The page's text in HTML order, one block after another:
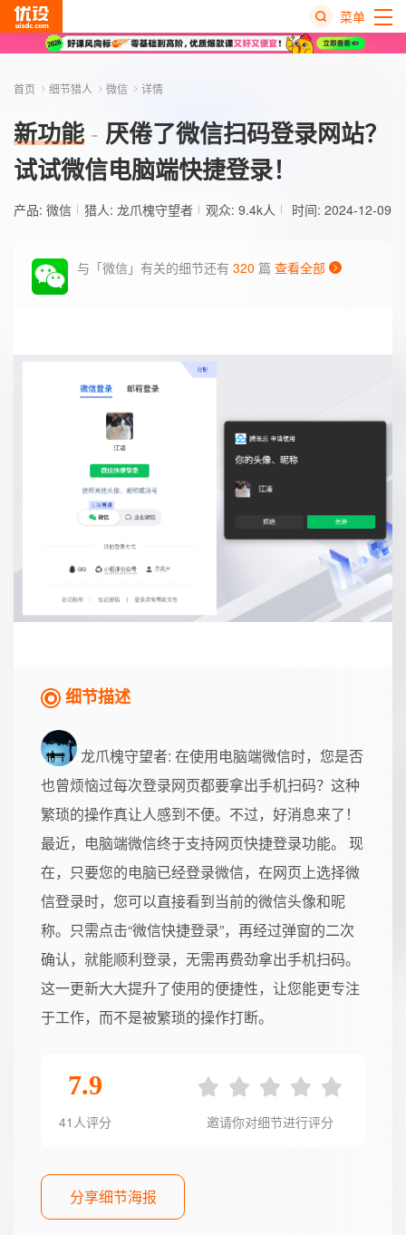
菜单
首页 细节猎人 微信 详情
新功能
厌倦了微信扫码登录网站？
试试微信电脑端快捷登录！
产品: 微信 猎人: 龙爪槐守望者 观众: 9.4k人 时间: 2024-12-09
与「微信」有关的细节还有 320 篇 查看全部
细节描述
龙爪槐守望者: 在使用电脑端微信时，您是否
也曾烦恼过每次登录网页都要拿出手机扫码？这种
繁琐的操作真让人感到不便。不过，好消息来了！
最近，电脑端微信终于支持网页快捷登录功能。 现
在，只要您的电脑已经登录微信，在网页上选择微
信登录时，您可以直接看到当前的微信头像和昵
称。只需点击“微信快捷登录”，再经过弹窗的二次
确认，就能顺利登录，无需再费劲拿出手机扫码。
这一更新大大提升了使用的便捷性，让您能更专注
于工作，而不是被繁琐的操作打断。
7.9
41人评分 邀请你对细节进行评分
分享细节海报